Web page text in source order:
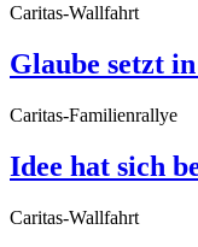
Caritas-Wallfahrt
Glaube setzt
Caritas-Familienrallye
Idee hat sich
Caritas-Wallfahrt